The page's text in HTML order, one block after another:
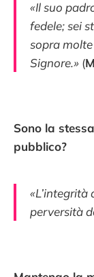
«Il suo
fedele; sei
sopra
Signore.» (
Sono la
pubblico?
perversità